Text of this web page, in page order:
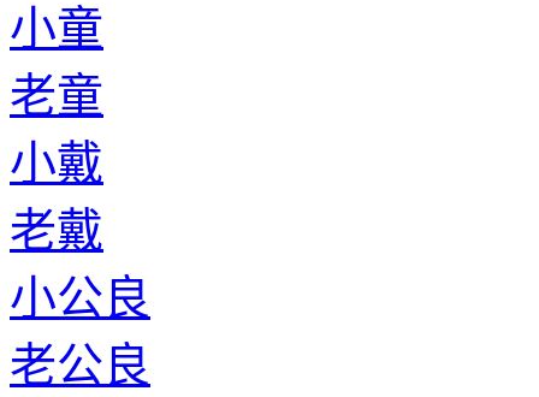
小童
老童
小戴
老戴
小公良
老公良